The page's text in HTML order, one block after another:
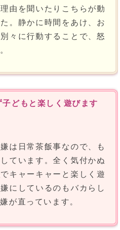
由を聞いたりこちらが動
。静かに時間をあけ、お
々に行動することで、怒
子どもと楽しく遊びます
は日常茶飯事なので、も
ています。全く気付かぬ
キャーキャーと楽しく遊
にしているのもバカらし
が直っています。